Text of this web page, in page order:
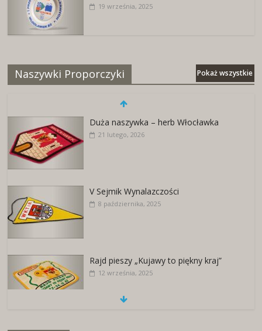
19 września, 2025
Naszywki Proporczyki Pokaż wszystkie
Duża naszywka – herb Włocławka
21 lutego, 2026
V Sejmik Wynalazczości
8 października, 2025
Rajd pieszy „Kujawy to piękny kraj”
12 września, 2025